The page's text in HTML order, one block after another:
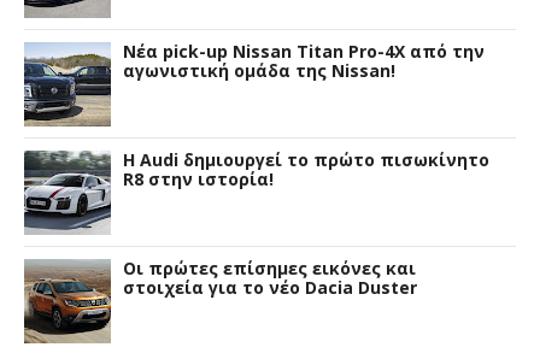
Νέα pick-up Nissan Titan Pro-4X από την
αγωνιστική ομάδα της Nissan!
Η Audi δημιουργεί το πρώτο πισωκίνητο
R8 στην ιστορία!
Οι πρώτες επίσημες εικόνες και
στοιχεία για το νέο Dacia Duster